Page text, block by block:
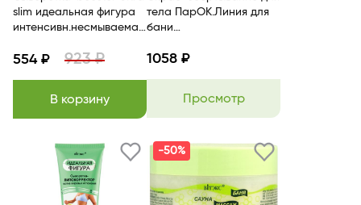
slim идеальная фигура
интенсивн.несмываемая
554 ₽ 923 ₽
В корзину
тела ПарОК.Линия для
бани
имбирем 300мл Белита
1058 ₽
Просмотр
-50%